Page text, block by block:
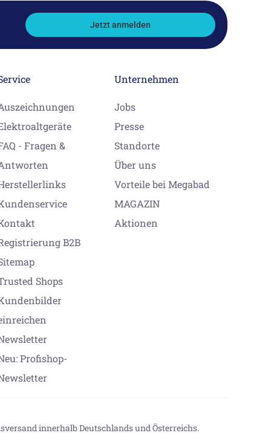
Jetzt anmelden
- Fragen &
B2B
Shops
Profishop-
Unternehmen
Jobs
Presse
Standorte
Über uns
Vorteile bei Megabad
MAGAZIN
Aktionen
innerhalb Deutschlands und Österreichs.